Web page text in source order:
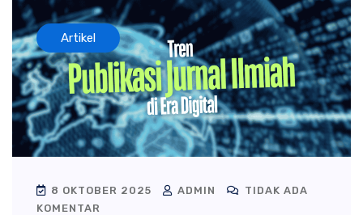
Artikel
8 OKTOBER 2025 ADMIN
TIDAK ADA
KOMENTAR